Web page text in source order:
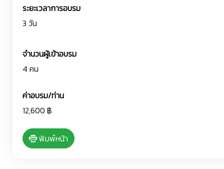
ระยะเวลาการอบรม
3 วัน
จำนวนผู้เข้าอบรม
4 คน
ค่าอบรม/ท่าน
12,600 ฿
พิมพ์หน้า